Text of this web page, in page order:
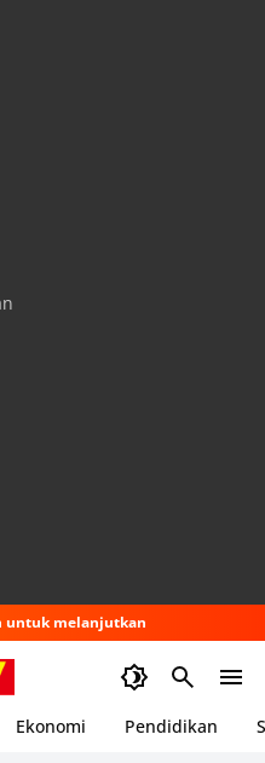
untuk melanjutkan
Ekonomi Pendidikan